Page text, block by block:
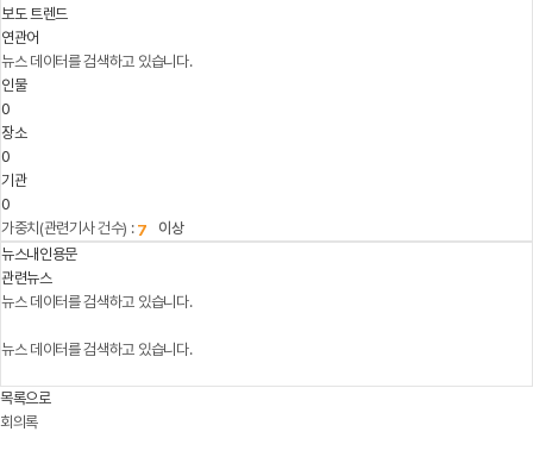
보도 트렌드
연관어
뉴스 데이터를 검색하고 있습니다.
인물
0
장소
0
기관
0
가중치(관련기사 건수) :
이상
뉴스내인용문
관련뉴스
뉴스 데이터를 검색하고 있습니다.
뉴스 데이터를 검색하고 있습니다.
목록으로
회의록